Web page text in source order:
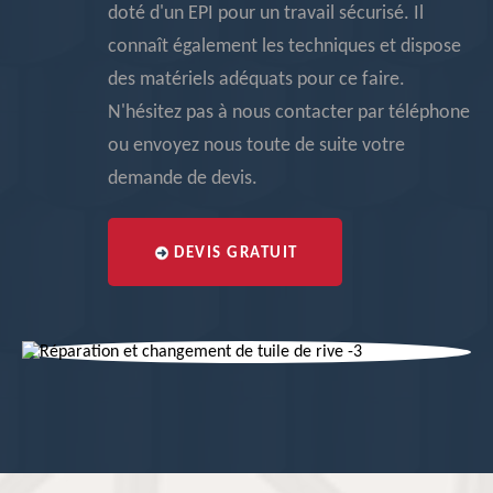
doté d'un EPI pour un travail sécurisé. Il
connaît également les techniques et dispose
des matériels adéquats pour ce faire.
N'hésitez pas à nous contacter par téléphone
ou envoyez nous toute de suite votre
demande de devis.
DEVIS GRATUIT